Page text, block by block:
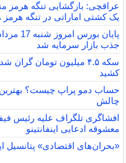
عراقچی: بازگشایی تنگه هرمز
یک کشتی اماراتی در تنگه
جذب بازار سرمایه شد
سکه ۴.۵ میلیون تومان
کشید
حساب دمو پراپ چیست؟ بهترین
چالش
افشاگری تلگراف علیه رئیس
معشوقه ادعایی اینفانتینو
«بحران‌های اقتصادی» پتانسیل